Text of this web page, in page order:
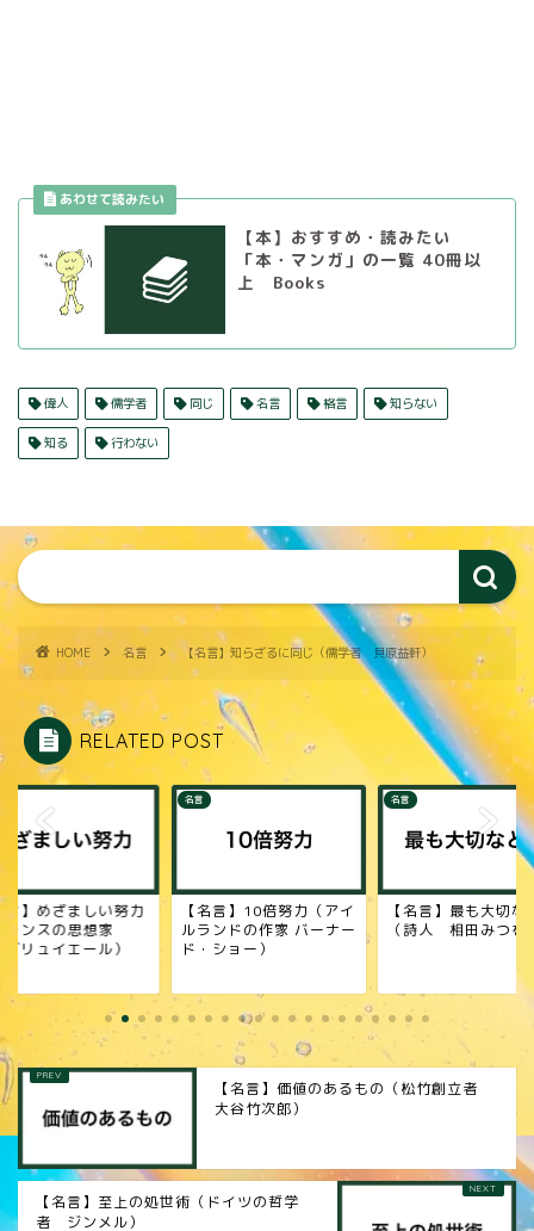
【本】おすすめ・読みたい
「本・マンガ」の一覧 40冊以
上 Books
偉人 儒学者 同じ 名言 格言 知らない
知る 行わない
HOME 名言 【名言】知らざるに同じ（儒学者 貝原益軒）
RELATED POST
言】10倍努力（アイ
ドの作家 バーナー
ショー）
名言
【名言】最も大切なとき
（詩人 相田みつを）
名言
【名言】左折（未詳
【名言】価値のあるもの（松竹創立者
大谷竹次郎）
【名言】至上の処世術（ドイツの哲学
者 ジンメル）